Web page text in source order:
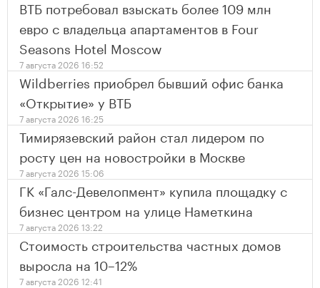
ВТБ потребовал взыскать более 109 млн
евро с владельца апартаментов в Four
Seasons Hotel Moscow
7 августа 2026 16:52
Wildberries приобрел бывший офис банка
«Открытие» у ВТБ
7 августа 2026 16:25
Тимирязевский район стал лидером по
росту цен на новостройки в Москве
7 августа 2026 15:06
ГК «Галс-Девелопмент» купила площадку с
бизнес центром на улице Наметкина
7 августа 2026 13:22
Стоимость строительства частных домов
выросла на 10–12%
7 августа 2026 12:41